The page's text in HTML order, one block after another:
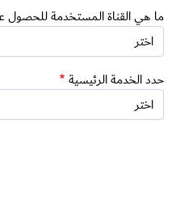
ما هي القناة المستخدمة للحصول
حدد الخدمة الرئيسية